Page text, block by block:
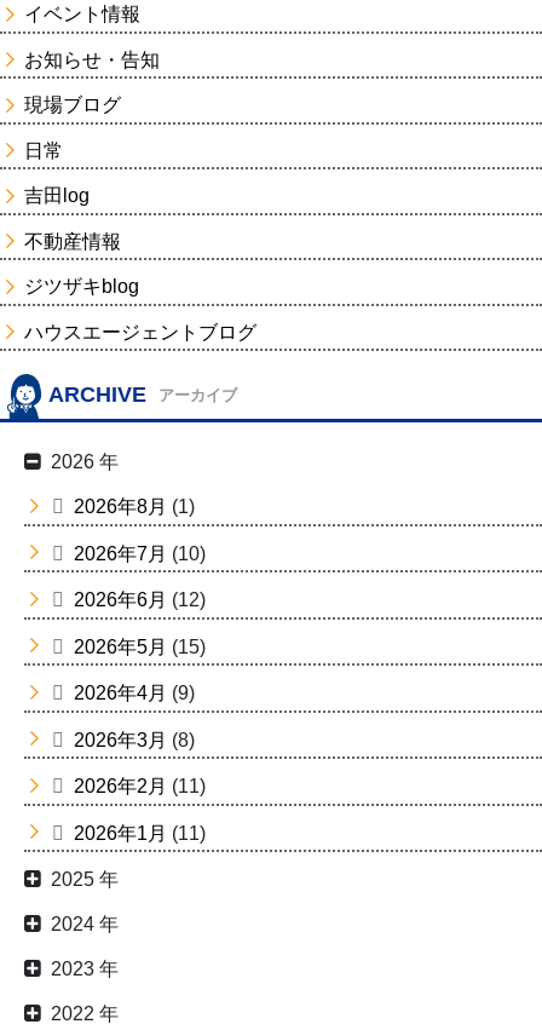
イベント情報
お知らせ・告知
現場ブログ
日常
吉田log
不動産情報
ジツザキblog
ハウスエージェントブログ
ARCHIVE アーカイブ
2026 年
2026年8月 (1)
2026年7月 (10)
2026年6月 (12)
2026年5月 (15)
2026年4月 (9)
2026年3月 (8)
2026年2月 (11)
2026年1月 (11)
2025 年
2024 年
2023 年
2022 年